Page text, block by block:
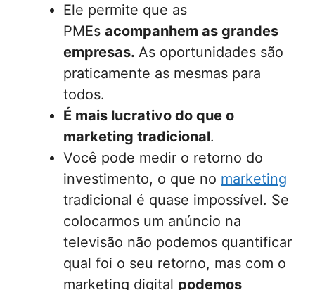
Ele permite que as
PMEs acompanhem as grandes
empresas. As oportunidades são
praticamente as mesmas para
todos.
É mais lucrativo do que o
marketing tradicional.
Você pode medir o retorno do
investimento, o que no marketing
tradicional é quase impossível. Se
colocarmos um anúncio na
televisão não podemos quantificar
qual foi o seu retorno, mas com o
marketing digital podemos